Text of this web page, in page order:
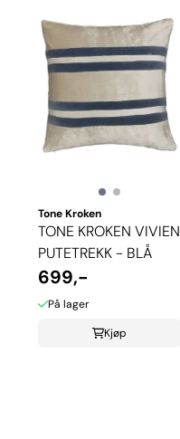
Tone Kroken
TONE KROKEN VIVIEN
PUTETREKK - BLÅ
699,-
På lager
Kjøp